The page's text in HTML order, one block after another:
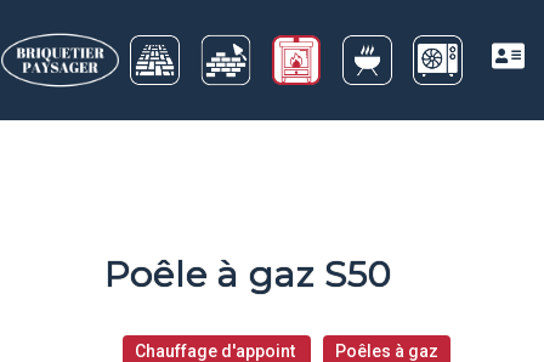
Poêle à gaz S50
Chauffage d'appoint Poêles à gaz